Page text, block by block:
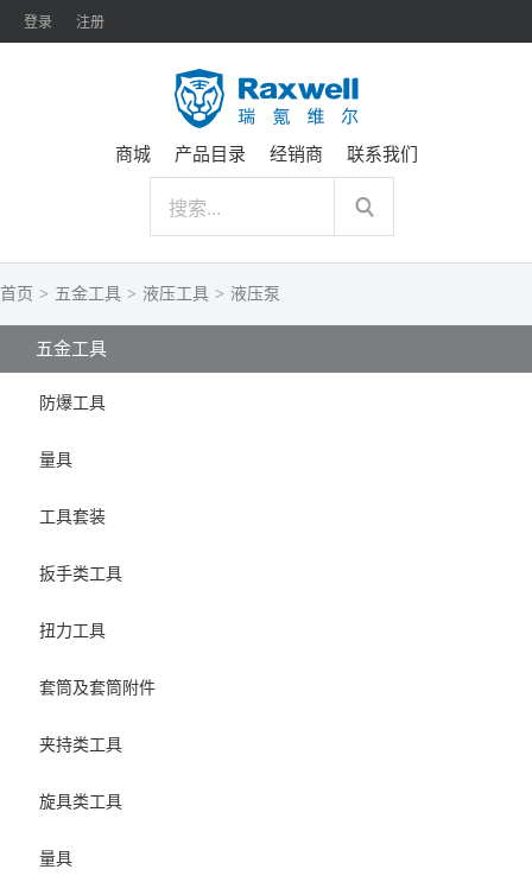
登录 注册
商城 产品目录 经销商 联系我们
首页 > 五金工具 > 液压工具 > 液压泵
五金工具
防爆工具
量具
工具套装
扳手类工具
扭力工具
套筒及套筒附件
夹持类工具
旋具类工具
量具